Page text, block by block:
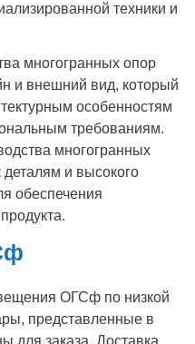
техники и
многогранных опор
и внешний вид, который
особенностям
требованиям.
многогранных
и высокого
обеспечения
ОГСф по низкой
представленные в
для заказа. Доставка